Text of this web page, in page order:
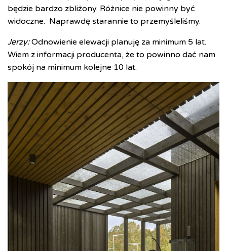
będzie bardzo zbliżony. Różnice nie powinny być
widoczne. Naprawdę starannie to przemyśleliśmy.
Jerzy:Odnowienie elewacji planuję za minimum 5 lat.
Wiem z informacji producenta, że to powinno dać nam
spokój na minimum kolejne 10 lat.